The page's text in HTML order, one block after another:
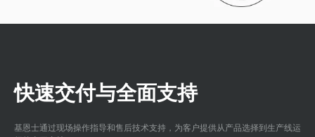
快速交付与全面支持
基恩士通过现场操作指导和售后技术支持，为客户提供从产品选择到生产线运